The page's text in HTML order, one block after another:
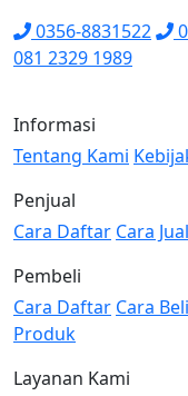
0356-8831522
081 2329 1989
Informasi
Tentang Kami
Penjual
Cara Daftar Cara
Pembeli
Cara Daftar Cara
Produk
Layanan Kami